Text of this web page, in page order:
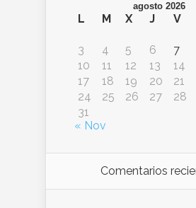
agosto 2026
L M X J V
3
4 5 6 7
10
11 12 13 14
17
18 19 20 21
24
25 26 27 28
31
« Nov
Comentarios